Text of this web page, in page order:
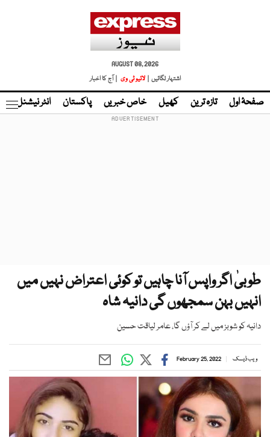
AUGUST 08, 2026
اشتہار لگائیں |
لائیو ٹی وی | آج کا اخبار
صفحۂ اول تازہ ترین کھیل خاص خبریں پاکستان انٹر نیشنل
طوبیٰ اگر واپس آنا چاہیں تو کوئی اعتراض نہیں میں
انہیں بہن سمجھوں گی دانیہ شاہ
دانیہ کو شوبز میں لے کر آؤں گا، عامر لیاقت حسین
ویب ڈیسک February 25, 2022